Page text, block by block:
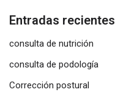
Entradas recientes
consulta de nutrición
consulta de podología
Corrección postural